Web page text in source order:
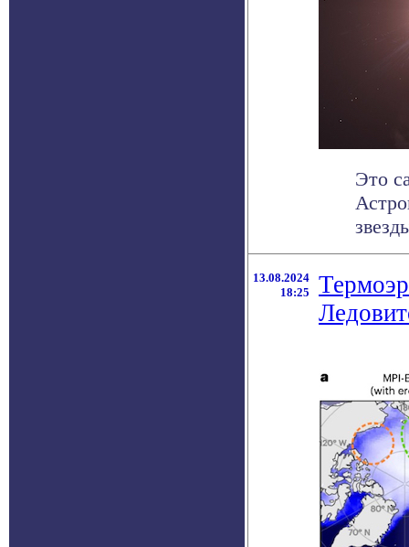
Это
13.08.2024
18:25